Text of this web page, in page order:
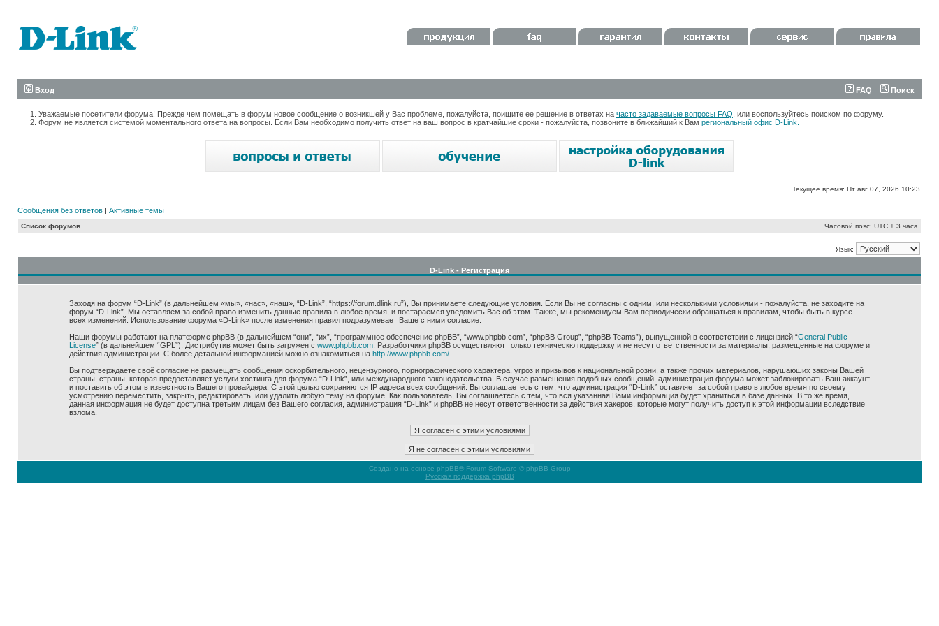
Вход FAQ Поиск
Уважаемые посетители форума! Прежде чем помещать в форум новое сообщение о возникшей у Вас проблеме, пожалуйста, поищите ее решение в ответах на часто задаваемые вопросы FAQ , или воспользуйтесь поиском по форуму.
Форум не является системой моментального ответа на вопросы. Если Вам необходимо получить ответ на ваш вопрос в кратчайшие сроки - пожалуйста, позвоните в ближайший к Вам региональный офис D-Link.
Текущее время: Пт авг 07, 2026 10:23
Сообщения без ответов | Активные темы
Список форумов Часовой пояс: UTC + 3 часа
Язык:
D-Link - Регистрация
Заходя на форум “D-Link” (в дальнейшем «мы», «нас», «наш», “D-Link”, “https://forum.dlink.ru”), Вы принимаете следующие условия. Если Вы не согласны с одним, или несколькими условиями - пожалуйста, не заходите на
форум “D-Link”. Мы оставляем за собой право изменить данные правила в любое время, и постараемся уведомить Вас об этом. Также, мы рекомендуем Вам периодически обращаться к правилам, чтобы быть в курсе
всех изменений. Использование форума «D-Link» после изменения правил подразумевает Ваше с ними согласие.
Наши форумы работают на платформе phpBB (в дальнейшем “они”, “их”, “программное обеспечение phpBB”, “www.phpbb.com”, “phpBB Group”, “phpBB Teams”), выпущенной в соответствии с лицензией “General Public
License” (в дальнейшем “GPL”). Дистрибутив может быть загружен с www.phpbb.com. Разработчики phpBB осуществляют только техническю поддержку и не несут ответственности за материалы, размещенные на форуме и
действия администрации. С более детальной информацией можно ознакомиться на http://www.phpbb.com/.
Вы подтверждаете своё согласие не размещать сообщения оскорбительного, нецензурного, порнографического характера, угроз и призывов к национальной розни, а также прочих материалов, нарушаюших законы Вашей
страны, страны, которая предоставляет услуги хостинга для форума “D-Link”, или международного законодательства. В случае размещения подобных сообщений, администрация форума может заблокировать Ваш аккаунт
и поставить об этом в известность Вашего провайдера. С этой целью сохраняются IP адреса всех сообщений. Вы соглашаетесь с тем, что администрация “D-Link” оставляет за собой право в любое время по своему
усмотрению переместить, закрыть, редактировать, или удалить любую тему на форуме. Как пользователь, Вы соглашаетесь с тем, что вся указанная Вами информация будет храниться в базе данных. В то же время,
данная информация не будет доступна третьим лицам без Вашего согласия, администрация “D-Link” и phpBB не несут ответственности за действия хакеров, которые могут получить доступ к этой информации вследствие
взлома.
Создано на основе phpBB® Forum Software © phpBB Group
Русская поддержка phpBB